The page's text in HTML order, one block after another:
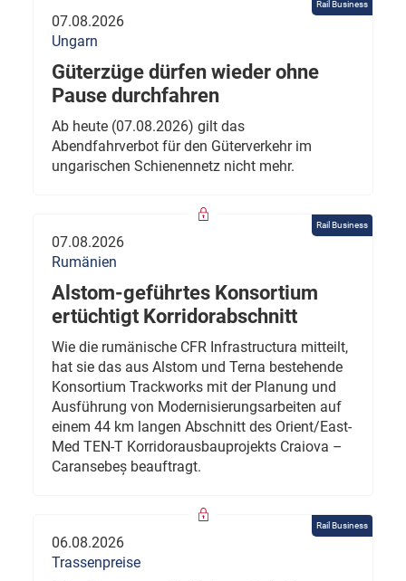
Rail Business
07.08.2026
Ungarn
Güterzüge dürfen wieder ohne
Pause durchfahren
Ab heute (07.08.2026) gilt das
Abendfahrverbot für den Güterverkehr im
ungarischen Schienennetz nicht mehr.
Rail Business
07.08.2026
Rumänien
Alstom-geführtes Konsortium
ertüchtigt Korridorabschnitt
Wie die rumänische CFR Infrastructura mitteilt,
hat sie das aus Alstom und Terna bestehende
Konsortium Trackworks mit der Planung und
Ausführung von Modernisierungsarbeiten auf
einem 44 km langen Abschnitt des Orient/East-
Med TEN-T Korridorausbauprojekts Craiova –
Caransebeș beauftragt.
Rail Business
06.08.2026
Trassenpreise